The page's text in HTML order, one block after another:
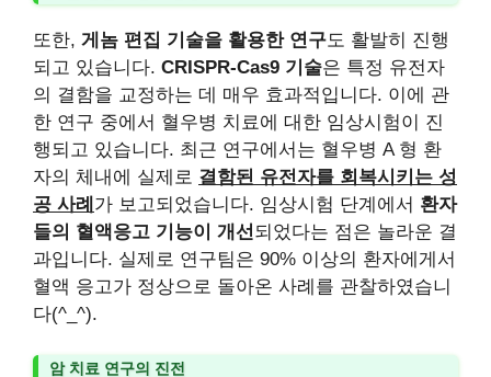
또한, 게놈 편집 기술을 활용한 연구도 활발히 진행
되고 있습니다. CRISPR-Cas9 기술은 특정 유전자
의 결함을 교정하는 데 매우 효과적입니다. 이에 관
한 연구 중에서 혈우병 치료에 대한 임상시험이 진
행되고 있습니다. 최근 연구에서는 혈우병 A 형 환
자의 체내에 실제로 결함된 유전자를 회복시키는 성
공 사례 가 보고되었습니다. 임상시험 단계에서 환자
들의 혈액응고 기능이 개선 되었다는 점은 놀라운 결
과입니다. 실제로 연구팀은 90% 이상의 환자에게서
혈액 응고가 정상으로 돌아온 사례를 관찰하였습니
다(^_^).
암 치료 연구의 진전